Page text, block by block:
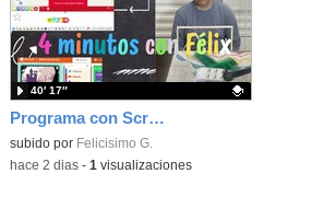
Programa con Scratch, 8 diferentes juegos para vivir la emoción de los partidos de España en el mundial 2026
Contenido educativo.
subido por Felicisimo G.
40′ 17″
-hace 2 dias- 1 visualizaciones